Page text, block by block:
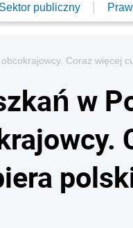
Sektor publiczny
Coraz więcej
w